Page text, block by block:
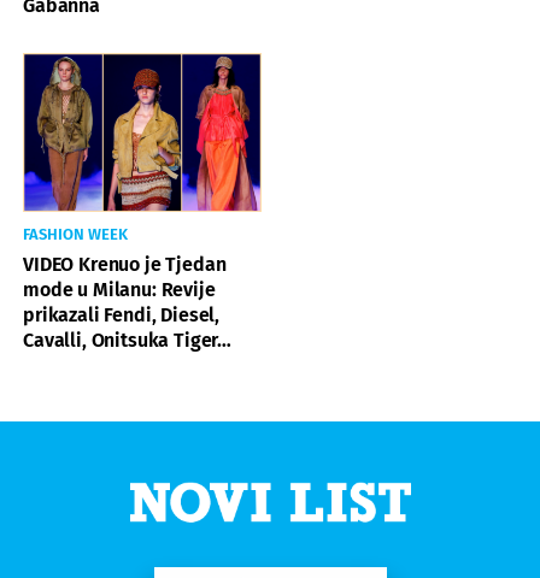
Gabanna
FASHION WEEK
VIDEO Krenuo je Tjedan
mode u Milanu: Revije
prikazali Fendi, Diesel,
Cavalli, Onitsuka Tiger…